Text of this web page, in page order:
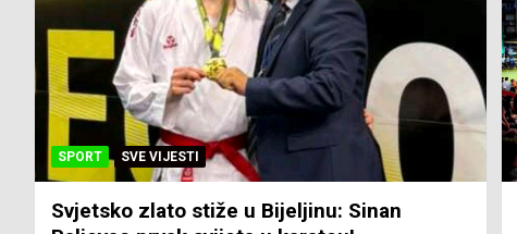
SPORT SVE VIJESTI
Svjetsko zlato stiže u Bijeljinu: Sinan